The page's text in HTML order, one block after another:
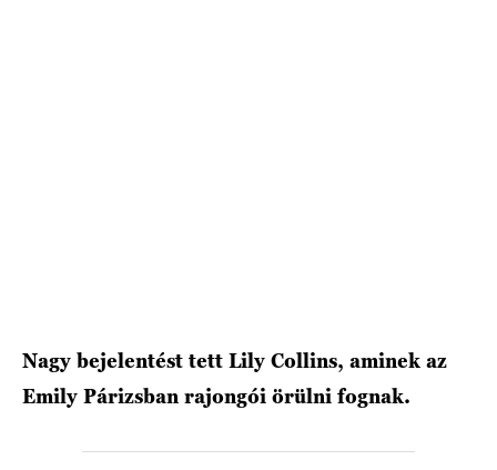
Nagy bejelentést tett Lily Collins, aminek az
Emily Párizsban rajongói örülni fognak.